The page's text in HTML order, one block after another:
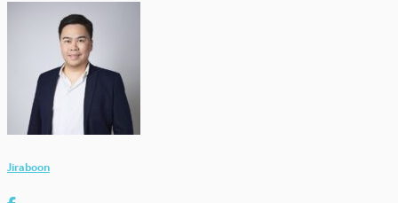
Jiraboon